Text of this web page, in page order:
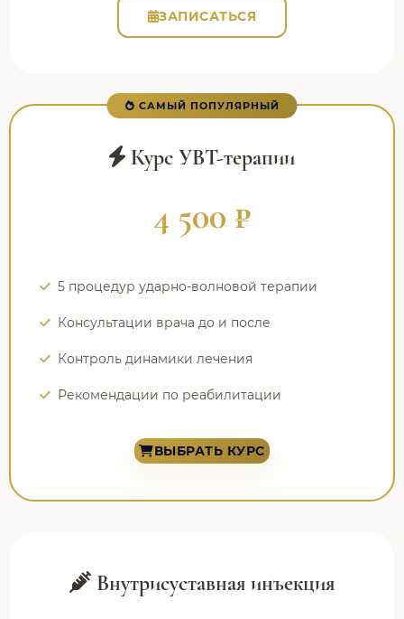
ЗАПИСАТЬСЯ
САМЫЙ ПОПУЛЯРНЫЙ
Курс УВТ-терапии
4 500 ₽
5 процедур ударно-волновой терапии
Консультации врача до и после
Контроль динамики лечения
Рекомендации по реабилитации
ВЫБРАТЬ КУРС
Внутрисуставная инъекция